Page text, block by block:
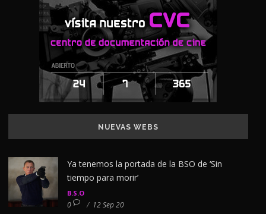
NUEVAS WEBS
Ya tenemos la portada de la BSO de ‘Sin
tiempo para morir’
B.S.O
0 / 12 Sep 20